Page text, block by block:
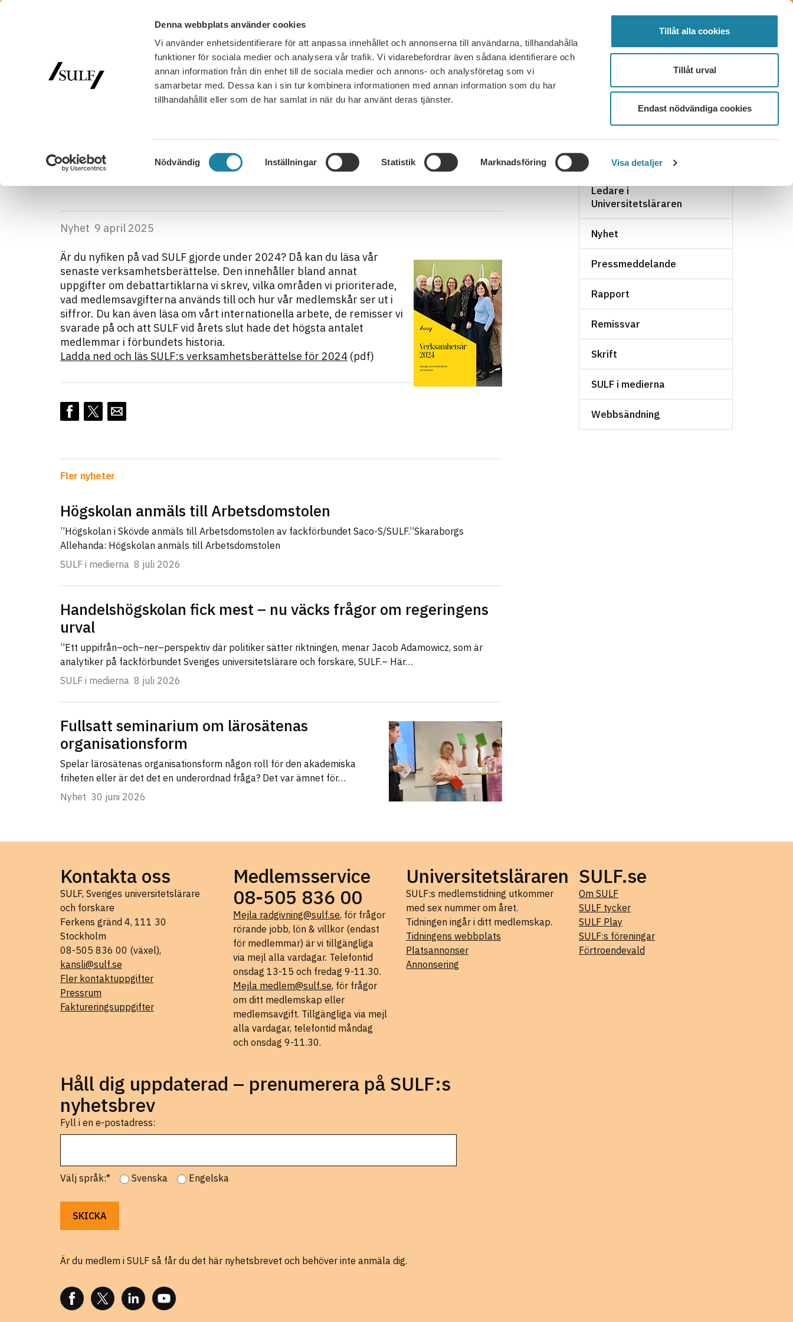
Denna webbplats använder cookies
Vi använder enhetsidentifierare för att anpassa innehållet och annonserna till användarna, tillhandahålla
funktioner för sociala medier och analysera vår trafik. Vi vidarebefordrar även sådana identifierare och
annan information från din enhet till de sociala medier och annons- och analysföretag som vi
samarbetar med. Dessa kan i sin tur kombinera informationen med annan information som du har
tillhandahållit eller som de har samlat in när du har använt deras tjänster.
Samtyckesval
Nödvändig Inställningar Statistik Marknadsföring Visa detaljer
Tillåt alla cookies
Tillåt urval
Endast nödvändiga cookies
FÖRTROENDEVALD LOGGA IN MENY
MEDLEMSKAP JOBB, LÖN OCH VILLKOR SULF TYCKER FRÅGOR OCH SVAR KONTAKT BLI MEDLEM
SULF:s verksamhet 2024
Nyhet 9 april 2025
Är du nyfiken på vad SULF gjorde under 2024? Då kan du läsa vår
senaste verksamhetsberättelse. Den innehåller bland annat
uppgifter om debattartiklarna vi skrev, vilka områden vi prioriterade,
vad medlemsavgifterna används till och hur vår medlemskår ser ut i
siffror. Du kan även läsa om vårt internationella arbete, de remisser vi
svarade på och att SULF vid årets slut hade det högsta antalet
medlemmar i förbundets historia.
Ladda ned och läs SULF:s verksamhetsberättelse för 2024 (pdf)
Fler nyheter
Högskolan anmäls till Arbetsdomstolen
”Högskolan i Skövde anmäls till Arbetsdomstolen av fackförbundet Saco-S/SULF.”Skaraborgs
Allehanda: Högskolan anmäls till Arbetsdomstolen
SULF i medierna 8 juli 2026
Handelshögskolan fick mest – nu väcks frågor om regeringens
urval
”Ett uppifrån–och–ner–perspektiv där politiker sätter riktningen, menar Jacob Adamowicz, som är
analytiker på fackförbundet Sveriges universitetslärare och forskare, SULF.– Här…
SULF i medierna 8 juli 2026
Fullsatt seminarium om lärosätenas
organisationsform
Spelar lärosätenas organisationsform någon roll för den akademiska
friheten eller är det det en underordnad fråga? Det var ämnet för…
Nyhet 30 juni 2026
NYHETSARKIV
Ledare i
Universitetsläraren
Nyhet
Pressmeddelande
Rapport
Remissvar
Skrift
SULF i medierna
Webbsändning
Kontakta oss
SULF, Sveriges universitetslärare
och forskare
Ferkens gränd 4, 111 30
Stockholm
08-505 836 00 (växel),
kansli@sulf.se
Fler kontaktuppgifter
Pressrum
Faktureringsuppgifter
Medlemsservice
08-505 836 00
Mejla radgivning@sulf.se, för frågor
rörande jobb, lön & villkor (endast
för medlemmar) är vi tillgängliga
via mejl alla vardagar. Telefontid
onsdag 13-15 och fredag 9-11.30.
Mejla medlem@sulf.se, för frågor
om ditt medlemskap eller
medlemsavgift. Tillgängliga via mejl
alla vardagar, telefontid måndag
och onsdag 9-11.30.
Universitetsläraren
SULF:s medlemstidning utkommer
med sex nummer om året.
Tidningen ingår i ditt medlemskap.
Tidningens webbplats
Platsannonser
Annonsering
SULF.se
Om SULF
SULF tycker
SULF Play
SULF:s föreningar
Förtroendevald
Håll dig uppdaterad – prenumerera på SULF:s
nyhetsbrev
Fyll i en e-postadress:
Välj språk:* Svenska Engelska
Är du medlem i SULF så får du det här nyhetsbrevet och behöver inte anmäla dig.
FÖLJ OSS PÅ FACEBOOK
FÖLJ OSS PÅ X
FÖLJ OSS PÅ LINKEDIN
FÖLJ OSS PÅ YOUTUBE